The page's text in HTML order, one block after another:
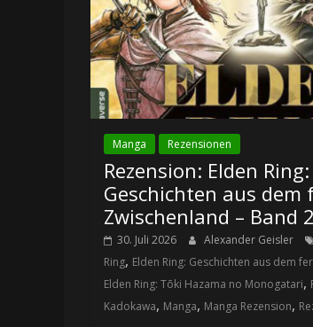
Manga Rezensionen
Rezension: Elden Ring:
Geschichten aus dem
Zwischenland – Band
30. Juli 2026 Alexander Geisler
Ring, Elden Ring: Geschichten aus dem
Elden Ring: Tōki Hazama no Monogatari,
Kadokawa, Manga, Manga Rezension,